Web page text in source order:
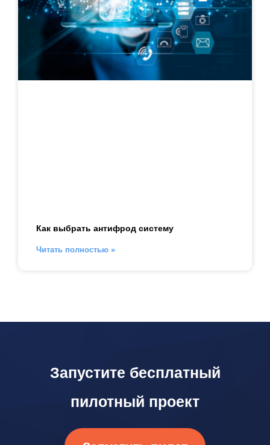
Как выбрать антифрод систему
Читать полностью »
Запустите бесплатный
пилотный проект